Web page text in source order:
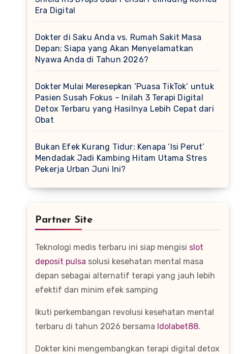
Era Digital
Dokter di Saku Anda vs. Rumah Sakit Masa
Depan: Siapa yang Akan Menyelamatkan
Nyawa Anda di Tahun 2026?
Dokter Mulai Meresepkan ‘Puasa TikTok’ untuk
Pasien Susah Fokus – Inilah 3 Terapi Digital
Detox Terbaru yang Hasilnya Lebih Cepat dari
Obat
Bukan Efek Kurang Tidur: Kenapa ‘Isi Perut’
Mendadak Jadi Kambing Hitam Utama Stres
Pekerja Urban Juni Ini?
Partner Site
Teknologi medis terbaru ini siap mengisi slot
deposit pulsa solusi kesehatan mental masa
depan sebagai alternatif terapi yang jauh lebih
efektif dan minim efek samping
Ikuti perkembangan revolusi kesehatan mental
terbaru di tahun 2026 bersama Idolabet88.
Dokter kini mengembangkan terapi digital detox